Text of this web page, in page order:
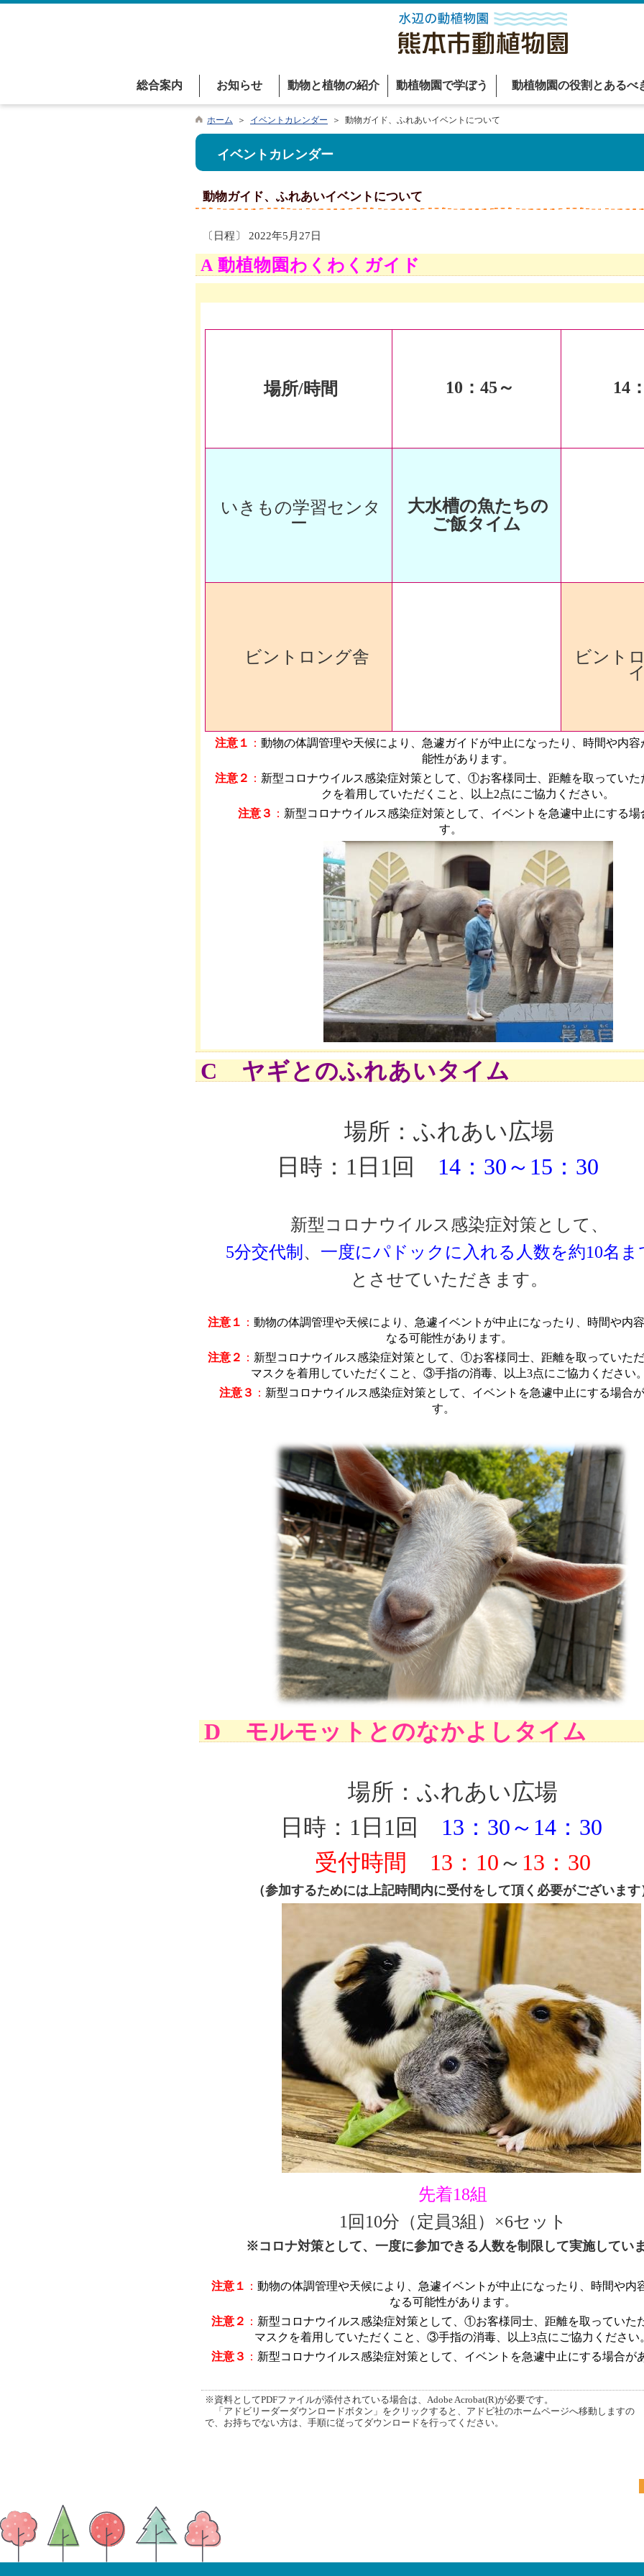
総合案内 お知らせ 動物と植物の紹介 動植物園で学ぼう 動植物園の役割とあるべ
ホーム ＞ イベントカレンダー ＞ 動物ガイド、ふれあいイベントについて
イベントカレンダー
動物ガイド、ふれあいイベントについて
〔日程〕 2022年5月27日
A 動植物園わくわくガイド
場所/時間 10 ：45～ 14
いきもの学習センタ
ー
大水槽の魚たちの
ご飯タイム
ビントロング舎
ビント
注意１ ： 動物の体調管理や天候により、急遽ガイドが中止になったり、時間や内
能性があります。
注意２ ： 新型コロナウイルス感染症対策として、①お客様同士、距離を取ってい
クを着用していただくこと、以上2点にご協力ください。
注意３ ： 新型コロナウイルス感染症対策として、イベントを急遽中止にする場
す。
C ヤギとのふれあいタイム
場所：ふれあい広場
日時：1日1回
14：30～15：30
新型コロナウイルス感染症対策として、
5分交代制 、 一度にパドックに入れる人数を約10名ま
とさせていただきます。
注意１ ： 動物の体調管理や天候により、急遽イベントが中止になったり、時間や内
なる可能性があります。
注意２ ： 新型コロナウイルス感染症対策として、①お客様同士、距離を取っていた
マスクを着用していただくこと、③手指の消毒、以上3点にご協力ください
注意３ ： 新型コロナウイルス感染症対策として、イベントを急遽中止にする場合
す。
D モルモットとのなかよしタイム
場所：ふれあい広場
日時：1日1回
13：30～14：30
受付時間
13：10～ 13：30
（参加するためには上記時間内に受付をして頂く必要がございます
先着18組
1回10分（定員3組）×6セット
※コロナ対策として、一度に参加できる人数を制限して実施してい
注意１ ： 動物の体調管理や天候により、急遽イベントが中止になったり、時間や内
なる可能性があります。
注意２ ： 新型コロナウイルス感染症対策として、①お客様同士、距離を取っていた
マスクを着用していただくこと、③手指の消毒、以上3点にご協力ください
注意３ ： 新型コロナウイルス感染症対策として、イベントを急遽中止にする場合が
※資料としてPDFファイルが添付されている場合は、Adobe Acrobat(R)が必要です。
「アドビリーダーダウンロードボタン」をクリックすると、アドビ社のホームページへ移動しますの
で、お持ちでない方は、手順に従ってダウンロードを行ってください。